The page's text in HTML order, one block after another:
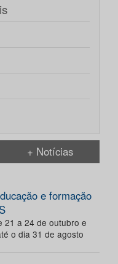
+ Notícias
e formação
21 a 24 de outubro e
o dia 31 de agosto